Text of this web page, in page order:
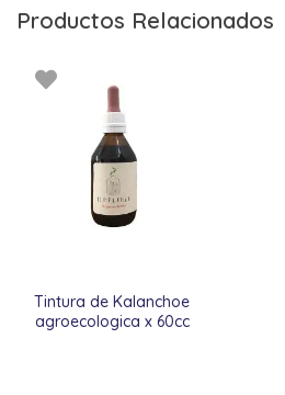
Productos Relacionados
Tintura de Kalanchoe
agroecologica x 60cc